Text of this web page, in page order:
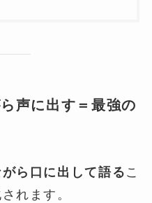
声に出す＝最強の
ら口に出して語る こ
れます。